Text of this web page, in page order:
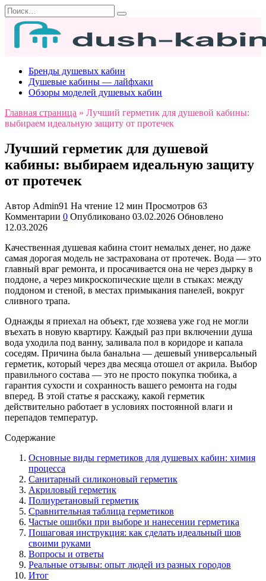
Перейти
к
содержанию
Search
for:
Бренды душевых кабин
Душевые кабины — лайфхаки
Обзоры моделей душевых кабин
Главная страница » Лучший герметик для душевой кабины:
выбираем идеальную защиту от протечек
Лучший герметик для душевой
кабины: выбираем идеальную защиту
от протечек
Автор Admin91 На чтение 12 мин Просмотров 63
Комментарии 0 Опубликовано 03.02.2026 Обновлено
12.03.2026
Качественная душевая кабина стоит немалых денег, но даже
самая дорогая модель не застрахована от протечек. Вода — это
главный враг ремонта, и просачивается она не через дырку в
поддоне, а через микроскопические щели в стыках: между
поддоном и стеной, в местах примыкания панелей, вокруг
сливного трапа.
Однажды я приехал на объект, где хозяева уже год не могли
въехать в новую квартиру. Каждый раз при включении душа
вода уходила под ванну, заливала пол в коридоре и капала
соседям. Причина была банальна — дешевый универсальный
герметик, который через два месяца отошел от акрила. Выбор
правильного состава — это не просто покупка тюбика, а
гарантия сухости и сохранность вашего ремонта на годы
вперед. В этой статье я расскажу, какой герметик
действительно работает в условиях постоянной влаги и
перепадов температур.
Содержание
Основные виды герметиков для душевых кабин: химия
процесса
Санитарный силиконовый герметик
Акриловый герметик
Полиуретановый герметик
Сравнительная таблица герметиков
Частые ошибки при выборе и нанесении герметика
Пошаговая инструкция: как сделать идеальный шов
своими руками
Вопросы и ответы
Реальные отзывы: опыт людей из разных городов
Итог